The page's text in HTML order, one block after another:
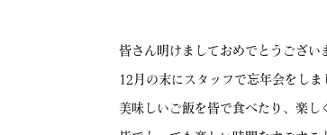
皆さん明けましておめでとうござい
12月の末にスタッフで忘年会をしま
美味しいご飯を皆で食べたり、楽し